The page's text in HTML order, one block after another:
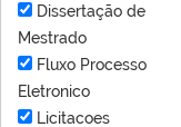
Dissertação de
Mestrado
Fluxo Processo
Eletronico
Licitacoes